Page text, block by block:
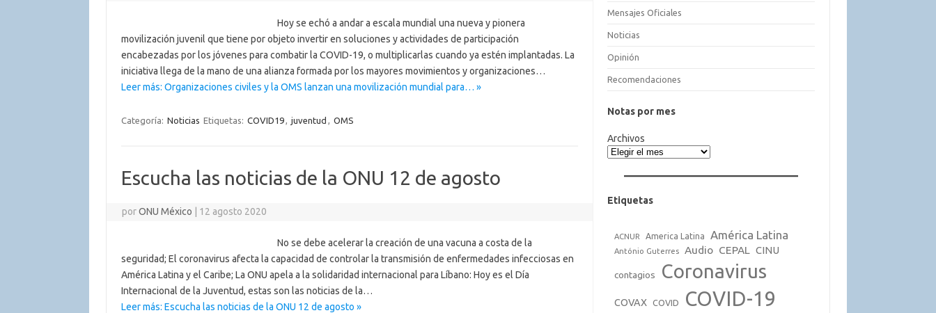
Hoy se echó a andar a escala mundial una nueva y pionera
movilización juvenil que tiene por objeto invertir en soluciones y actividades de participación
encabezadas por los jóvenes para combatir la COVID-19, o multiplicarlas cuando ya estén implantadas. La
iniciativa llega de la mano de una alianza formada por los mayores movimientos y organizaciones…
Leer más: Organizaciones civiles y la OMS lanzan una movilización mundial para… »
Categoría: Noticias Etiquetas: COVID19, juventud , OMS
Escucha las noticias de la ONU 12 de agosto
porONU México 12 agosto 2020
No se debe acelerar la creación de una vacuna a costa de la
seguridad; El coronavirus afecta la capacidad de controlar la transmisión de enfermedades infecciosas en
América Latina y el Caribe; La ONU apela a la solidaridad internacional para Líbano: Hoy es el Día
Internacional de la Juventud, estas son las noticias de la…
Leer más: Escucha las noticias de la ONU 12 de agosto »
Mensajes Oficiales
Noticias
Opinión
Recomendaciones
Notas por mes
Archivos
Etiquetas
ACNUR America Latina América Latina
António Guterres Audio CEPAL CINU
contagios Coronavirus
COVAX COVID COVID-19